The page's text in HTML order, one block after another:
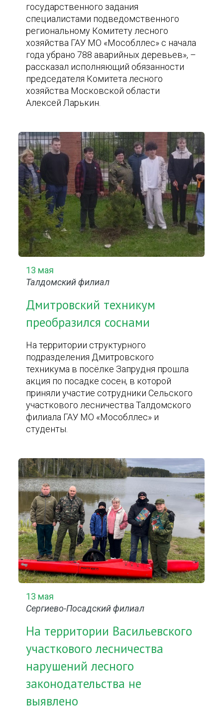
государственного задания
специалистами подведомственного
региональному Комитету лесного
хозяйства ГАУ МО «Мособллес» с начала
года убрано 788 аварийных деревьев», –
рассказал исполняющий обязанности
председателя Комитета лесного
хозяйства Московской области
Алексей Ларькин.
13 мая
Талдомский филиал
Дмитровский техникум
преобразился соснами
На территории структурного
подразделения Дмитровского
техникума в посёлке Запрудня прошла
акция по посадке сосен, в которой
приняли участие сотрудники Сельского
участкового лесничества Талдомского
филиала ГАУ МО «Мособллес» и
студенты.
13 мая
Сергиево-Посадский филиал
На территории Васильевского
участкового лесничества
нарушений лесного
законодательства не
выявлено